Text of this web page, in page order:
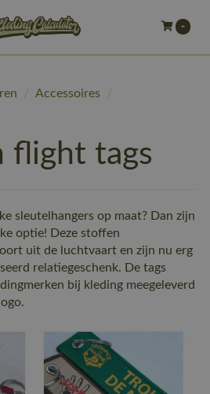
-
/ Accessoires
/
flight tags
sleutelhangers op maat? Dan zijn
optie! Deze stoffen
uit de luchtvaart en zijn nu erg
relatiegeschenk. De tags
bij kleding meegeleverd